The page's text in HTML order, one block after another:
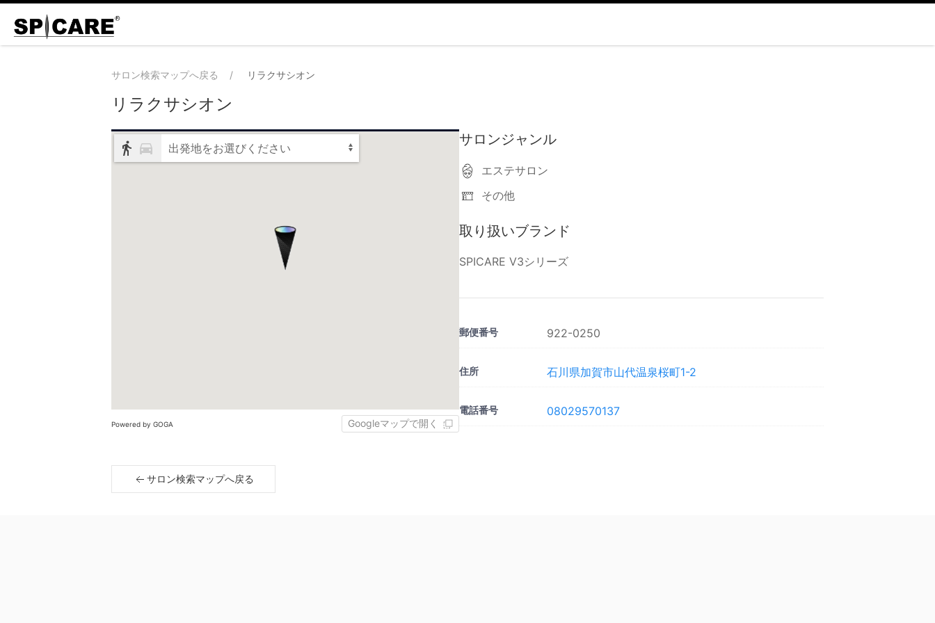
サロン検索マップへ戻る リラクサシオン
リラクサシオン
出発地をお選びください
Powered by GOGA Googleマップで開く
サロンジャンル
エステサロン
その他
取り扱いブランド
SPICARE V3シリーズ
郵便番号 922-0250
住所 石川県加賀市山代温泉桜町1-2
電話番号 08029570137
サロン検索マップへ戻る